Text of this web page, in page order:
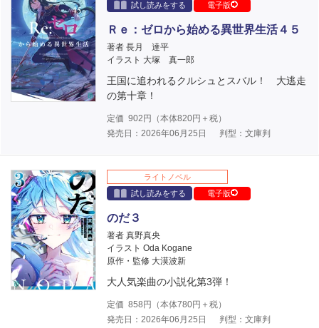
試し読みをする
電子版
Ｒｅ：ゼロから始める異世界生活４５
著者 長月 達平
イラスト 大塚 真一郎
王国に追われるクルシュとスバル！ 大逃走
の第十章！
定価 902 円（本体820円＋税）
発売日：2026年06月25日
判型：文庫判
ライトノベル
試し読みをする
電子版
のだ３
著者 真野真央
イラスト Oda Kogane
原作・監修 大漠波新
大人気楽曲の小説化第3弾！
定価 858 円（本体780円＋税）
発売日：2026年06月25日
判型：文庫判